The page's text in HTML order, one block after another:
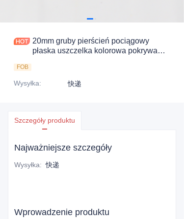
20mm gruby pierścień pociągowy
płaska uszczelka kolorowa pokrywa
FOB
Wysyłka: 快递
Szczegóły produktu
Najważniejsze szczegóły
Wysyłka: 快递
Wprowadzenie produktu